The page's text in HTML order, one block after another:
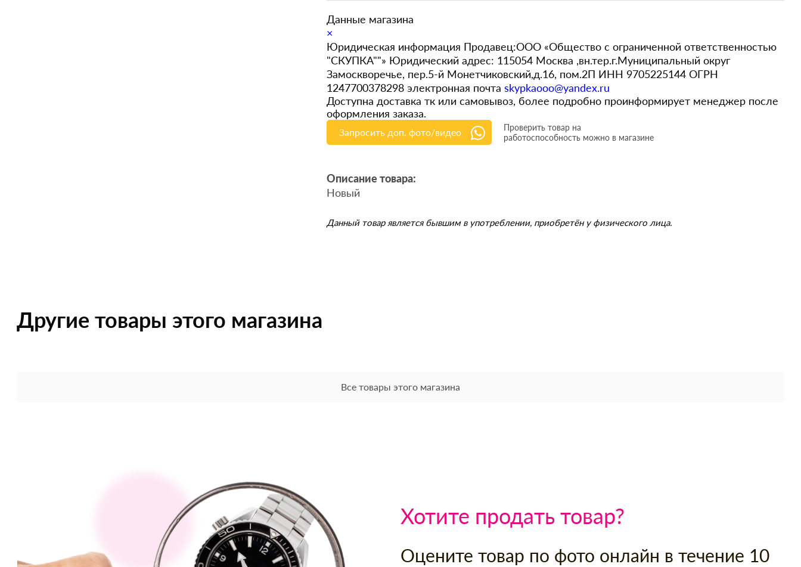
Данные магазина
×
Юридическая информация Продавец:ООО «Общество с ограниченной ответственностью
"СКУПКА""» Юридический адрес: 115054 Москва ,вн.тер.г.Муниципальный округ
Замоскворечье, пер.5-й Монетчиковский,д.16, пом.2П ИНН 9705225144 ОГРН
1247700378298 электронная почта skypkaooo@yandex.ru
Доступна доставка тк или самовывоз, более подробно проинформирует менеджер после
оформления заказа.
Запросить доп. фото/видео
Проверить товар на
работоспособность можно в магазине
Описание товара:
Новый
Данный товар является бывшим в употреблении, приобретён у физического лица.
Другие товары этого магазина
Все товары этого магазина
Хотите продать товар?
Оцените товар по фото онлайн в течение 10